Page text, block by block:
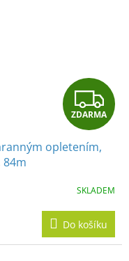
Z
D
R
M
A
ZDARMA
opletením,
84m
SKLADEM
Do košíku